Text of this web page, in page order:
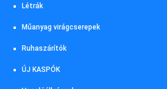
Létrák
Műanyag virágcserepek
Ruhaszárítók
ÚJ KASPÓK